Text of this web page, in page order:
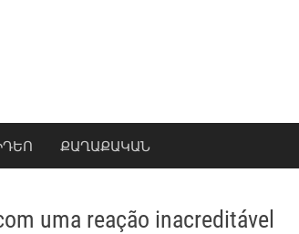
ՔԱՂԱՔԱԿԱՆ
uma reação inacreditável